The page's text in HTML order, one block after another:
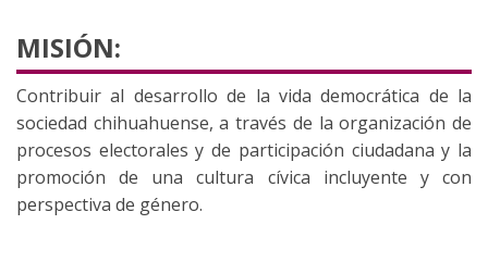
MISIÓN:
Contribuir al desarrollo de la vida democrática de la
sociedad chihuahuense, a través de la organización de
procesos electorales y de participación ciudadana y la
promoción de una cultura cívica incluyente y con
perspectiva de género.